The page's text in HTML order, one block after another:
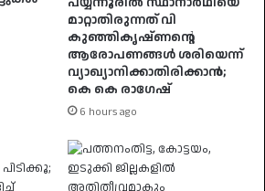
മാറ്റാതിരുന്നത് വി
കുഞ്ഞികൃഷ്ണന്റെ
ആരോപണങ്ങൾ ശരിയെന്ന്
വ്യാഖ്യാനിക്കാതിരിക്കാൻ;
കെ കെ രാഗേഷ്
6 hours ago